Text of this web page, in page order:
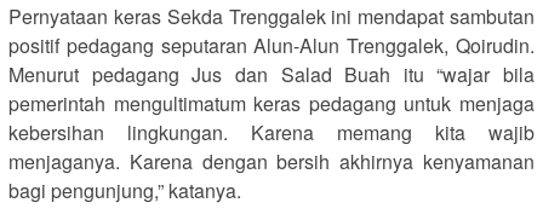
Pernyataan keras Sekda Trenggalek ini mendapat sambutan
positif pedagang seputaran Alun-Alun Trenggalek, Qoirudin.
Menurut pedagang Jus dan Salad Buah itu “wajar bila
pemerintah mengultimatum keras pedagang untuk menjaga
kebersihan lingkungan. Karena memang kita wajib
menjaganya. Karena dengan bersih akhirnya kenyamanan
bagi pengunjung,” katanya.